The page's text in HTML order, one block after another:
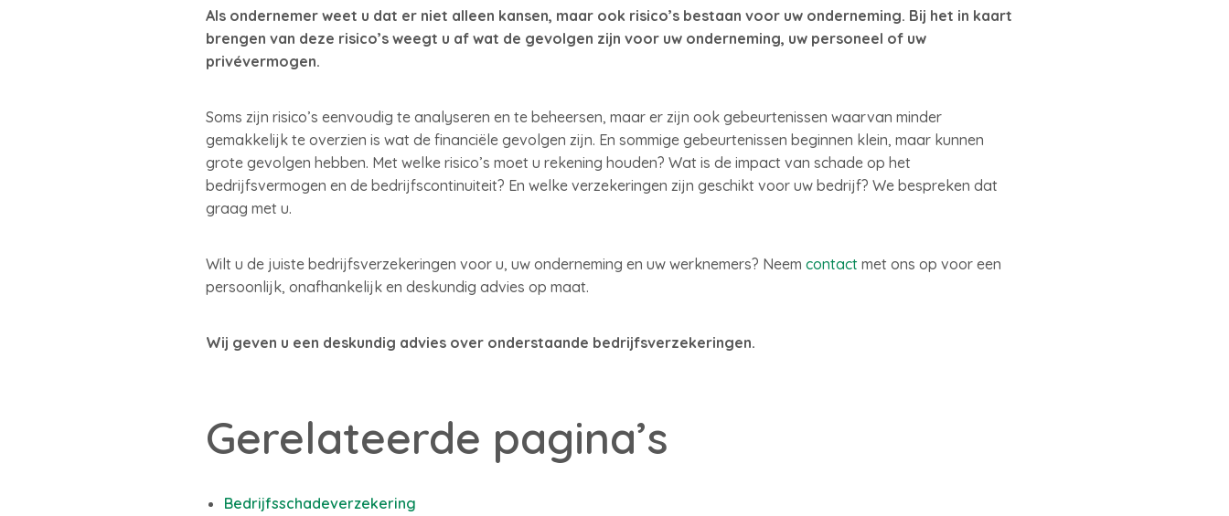
Als ondernemer weet u dat er niet alleen kansen, maar ook risico’s bestaan voor uw onderneming. Bij het in kaart
brengen van deze risico’s weegt u af wat de gevolgen zijn voor uw onderneming, uw personeel of uw
privévermogen.
Soms zijn risico’s eenvoudig te analyseren en te beheersen, maar er zijn ook gebeurtenissen waarvan minder
gemakkelijk te overzien is wat de financiële gevolgen zijn. En sommige gebeurtenissen beginnen klein, maar kunnen
grote gevolgen hebben. Met welke risico’s moet u rekening houden? Wat is de impact van schade op het
bedrijfsvermogen en de bedrijfscontinuiteit? En welke verzekeringen zijn geschikt voor uw bedrijf? We bespreken dat
graag met u.
Wilt u de juiste bedrijfsverzekeringen voor u, uw onderneming en uw werknemers? Neem contactmet ons op voor een
persoonlijk, onafhankelijk en deskundig advies op maat.
Wij geven u een deskundig advies over onderstaande bedrijfsverzekeringen.
Gerelateerde pagina’s
Bedrijfsschadeverzekering